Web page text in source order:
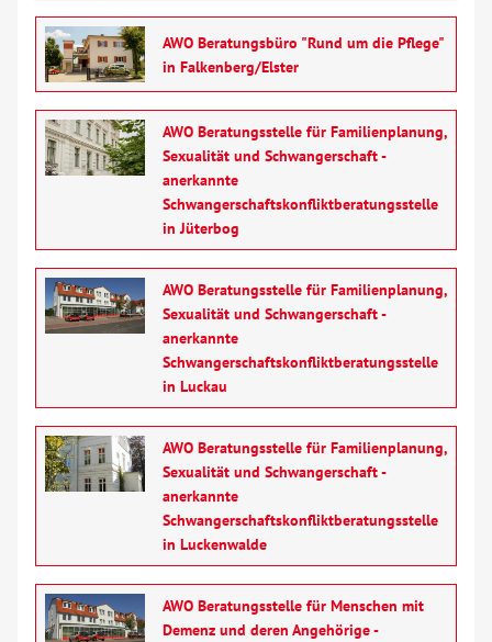
AWO Beratungsbüro "Rund um die Pflege"
in Falkenberg/Elster
AWO Beratungsstelle für Familienplanung,
Sexualität und Schwangerschaft -
anerkannte
Schwangerschaftskonfliktberatungsstelle
in Jüterbog
AWO Beratungsstelle für Familienplanung,
Sexualität und Schwangerschaft -
anerkannte
Schwangerschaftskonfliktberatungsstelle
in Luckau
AWO Beratungsstelle für Familienplanung,
Sexualität und Schwangerschaft -
anerkannte
Schwangerschaftskonfliktberatungsstelle
in Luckenwalde
AWO Beratungsstelle für Menschen mit
Demenz und deren Angehörige -